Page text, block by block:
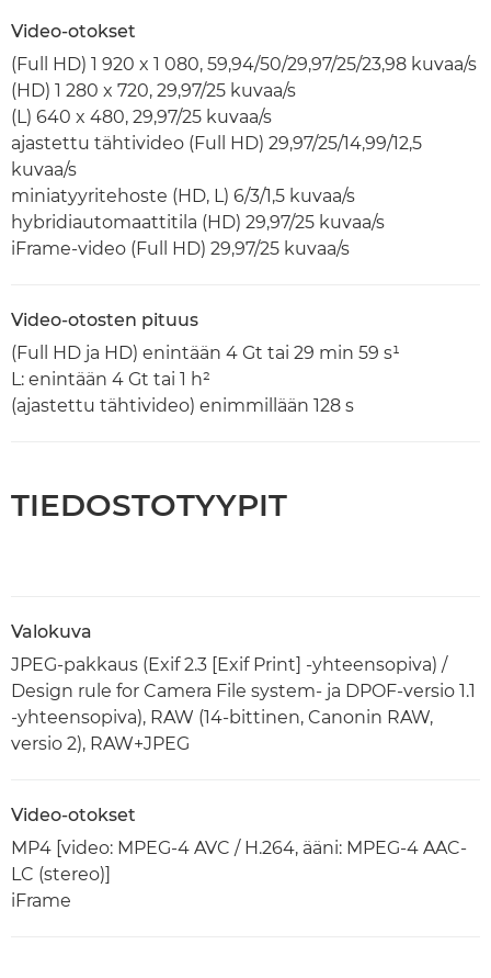
Video-otokset
(Full HD) 1 920 x 1 080, 59,94/50/29,97/25/23,98 kuvaa/s
(HD) 1 280 x 720, 29,97/25 kuvaa/s
(L) 640 x 480, 29,97/25 kuvaa/s
ajastettu tähtivideo (Full HD) 29,97/25/14,99/12,5
kuvaa/s
miniatyyritehoste (HD, L) 6/3/1,5 kuvaa/s
hybridiautomaattitila (HD) 29,97/25 kuvaa/s
iFrame-video (Full HD) 29,97/25 kuvaa/s
Video-otosten pituus
(Full HD ja HD) enintään 4 Gt tai 29 min 59 s¹
L: enintään 4 Gt tai 1 h²
(ajastettu tähtivideo) enimmillään 128 s
TIEDOSTOTYYPIT
Valokuva
JPEG-pakkaus (Exif 2.3 [Exif Print] -yhteensopiva) /
Design rule for Camera File system- ja DPOF-versio 1.1
-yhteensopiva), RAW (14-bittinen, Canonin RAW,
versio 2), RAW+JPEG
Video-otokset
MP4 [video: MPEG-4 AVC / H.264, ääni: MPEG-4 AAC-
LC (stereo)]
iFrame